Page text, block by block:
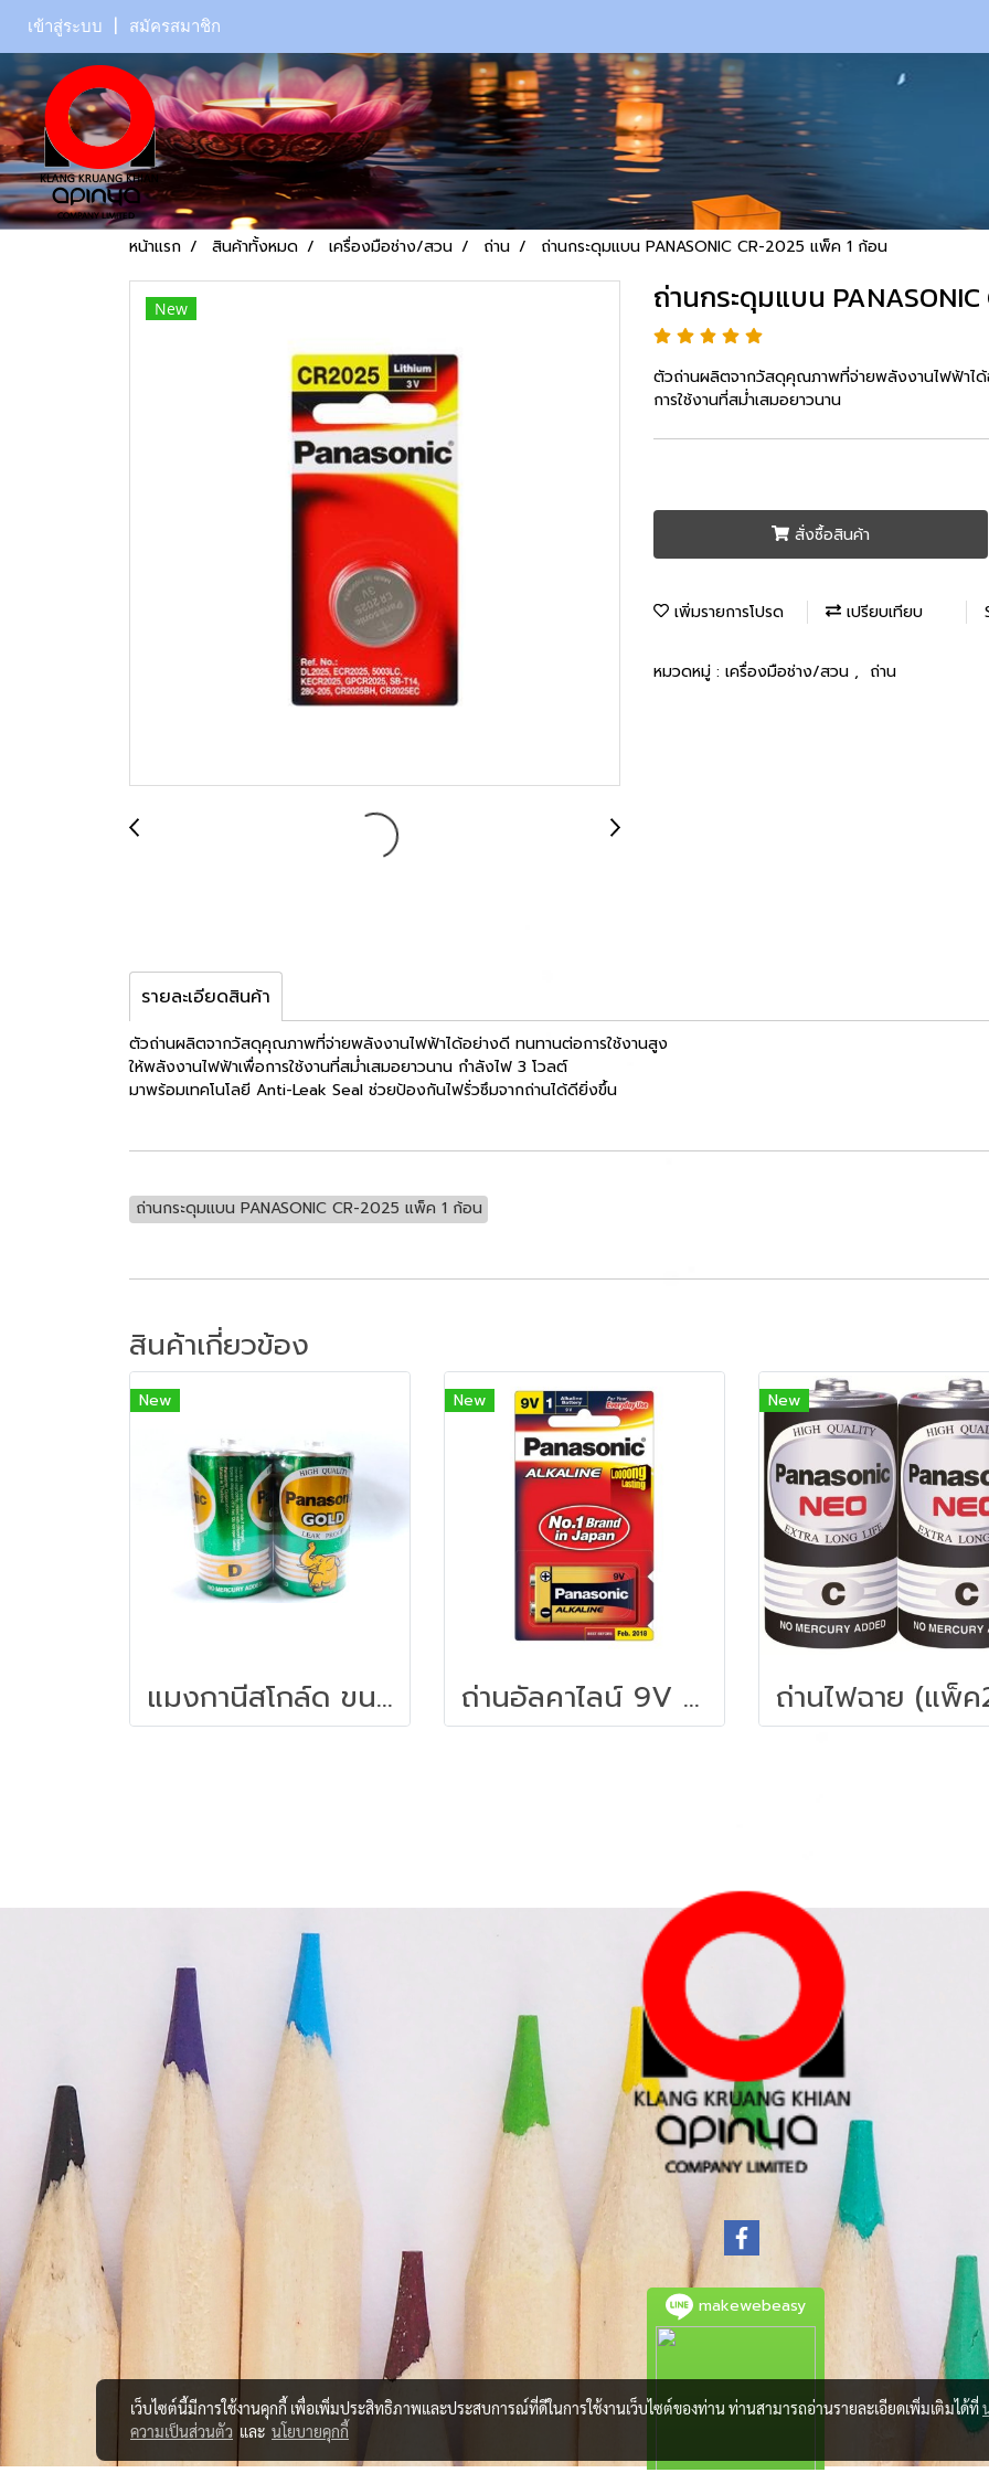
เข้าสู่ระบบ สมัครสมาชิก
หน้าแรก สินค้าทั้งหมด เครื่องมือช่าง/สวน ถ่าน ถ่านกระดุมแบน PANASONIC CR-2025 แพ็ค 1 ก้อน
New ถ่านกระดุมแบน
ตัวถ่านผลิตจากวัสดุคุณภาพที่จ่ายพลังงานไฟฟ้าไ
การใช้งานที่สม่ำเสมอยาวนาน
สั่งซื้อสินค้า
เพิ่มรายการโปรด เปรียบเทียบ
หมวดหมู่ : เครื่องมือช่าง/สวน , ถ่าน
รายละเอียดสินค้า
ตัวถ่านผลิตจากวัสดุคุณภาพที่จ่ายพลังงานไฟฟ้าได้อย่างดี ทนทานต่อการใช้งานสูง
ให้พลังงานไฟฟ้าเพื่อการใช้งานที่สม่ำเสมอยาวนาน กำลังไฟ 3 โวลต์
มาพร้อมเทคโนโลยี Anti-Leak Seal ช่วยป้องกันไฟรั่วซึมจากถ่านได้ดียิ่งขึ้น
ถ่านกระดุมแบน PANASONIC CR-2025 แพ็ค 1 ก้อน
สินค้าเกี่ยวข้อง
New
แมงกานีสโกล์ด ขนาด D 2ก้อน เขียว Panasonic R20GT/2SL
New
ถ่านอัลคาไลน์ 9V (1 ก้อน) พานาโซนิค 6LR61T/1B
New
makewebeasy
เว็บไซต์นี้มีการใช้งานคุกกี้ เพื่อเพิ่มประสิทธิภาพและประสบการณ์ที่ดีในการใช้งานเว็บไซต์ของท่าน ท่านสามารถอ่านรายละเอียดเพิ่มเติมได้ที่
ความเป็นส่วนตัว และ นโยบายคุกกี้